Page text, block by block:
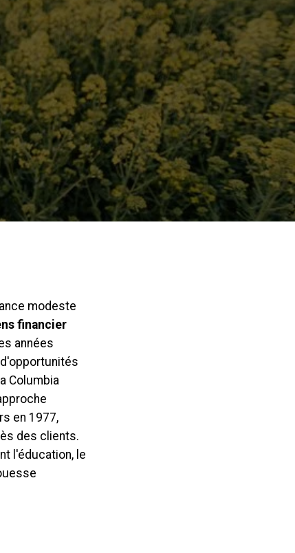
modeste
financier
années
Columbia
en 1977,
des clients.
l'éducation, le